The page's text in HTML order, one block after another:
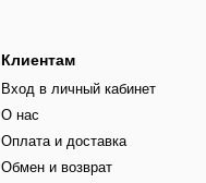
Клиентам
Вход в личный кабинет
О нас
Оплата и доставка
Обмен и возврат